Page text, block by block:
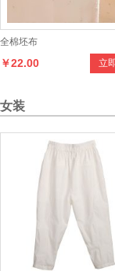
全棉坯布
立
￥22.00
女装